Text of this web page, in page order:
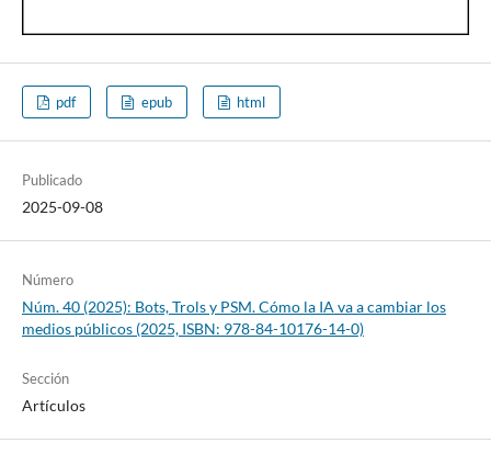
pdf epub html
Publicado
2025-09-08
Número
Núm. 40 (2025): Bots, Trols y PSM. Cómo la IA va a cambiar los
medios públicos (2025, ISBN: 978-84-10176-14-0)
Sección
Artículos